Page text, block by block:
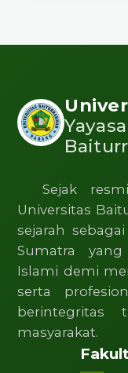
Sejak
Universitas
sejarah
Sumatra
Islami demi
serta
berintegritas
masyarakat.